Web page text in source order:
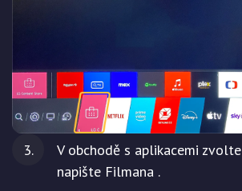
V obchodě s aplikacemi zvolte
napište Filmana .